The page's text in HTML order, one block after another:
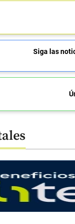
Siga las